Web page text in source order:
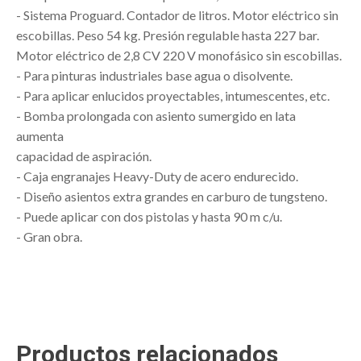
- Sistema Proguard. Contador de litros. Motor eléctrico sin
escobillas. Peso 54 kg. Presión regulable hasta 227 bar.
Motor eléctrico de 2,8 CV 220 V monofásico sin escobillas.
- Para pinturas industriales base agua o disolvente.
- Para aplicar enlucidos proyectables, intumescentes, etc.
- Bomba prolongada con asiento sumergido en lata
aumenta
capacidad de aspiración.
- Caja engranajes Heavy-Duty de acero endurecido.
- Diseño asientos extra grandes en carburo de tungsteno.
- Puede aplicar con dos pistolas y hasta 90 m c/u.
- Gran obra.
Productos relacionados